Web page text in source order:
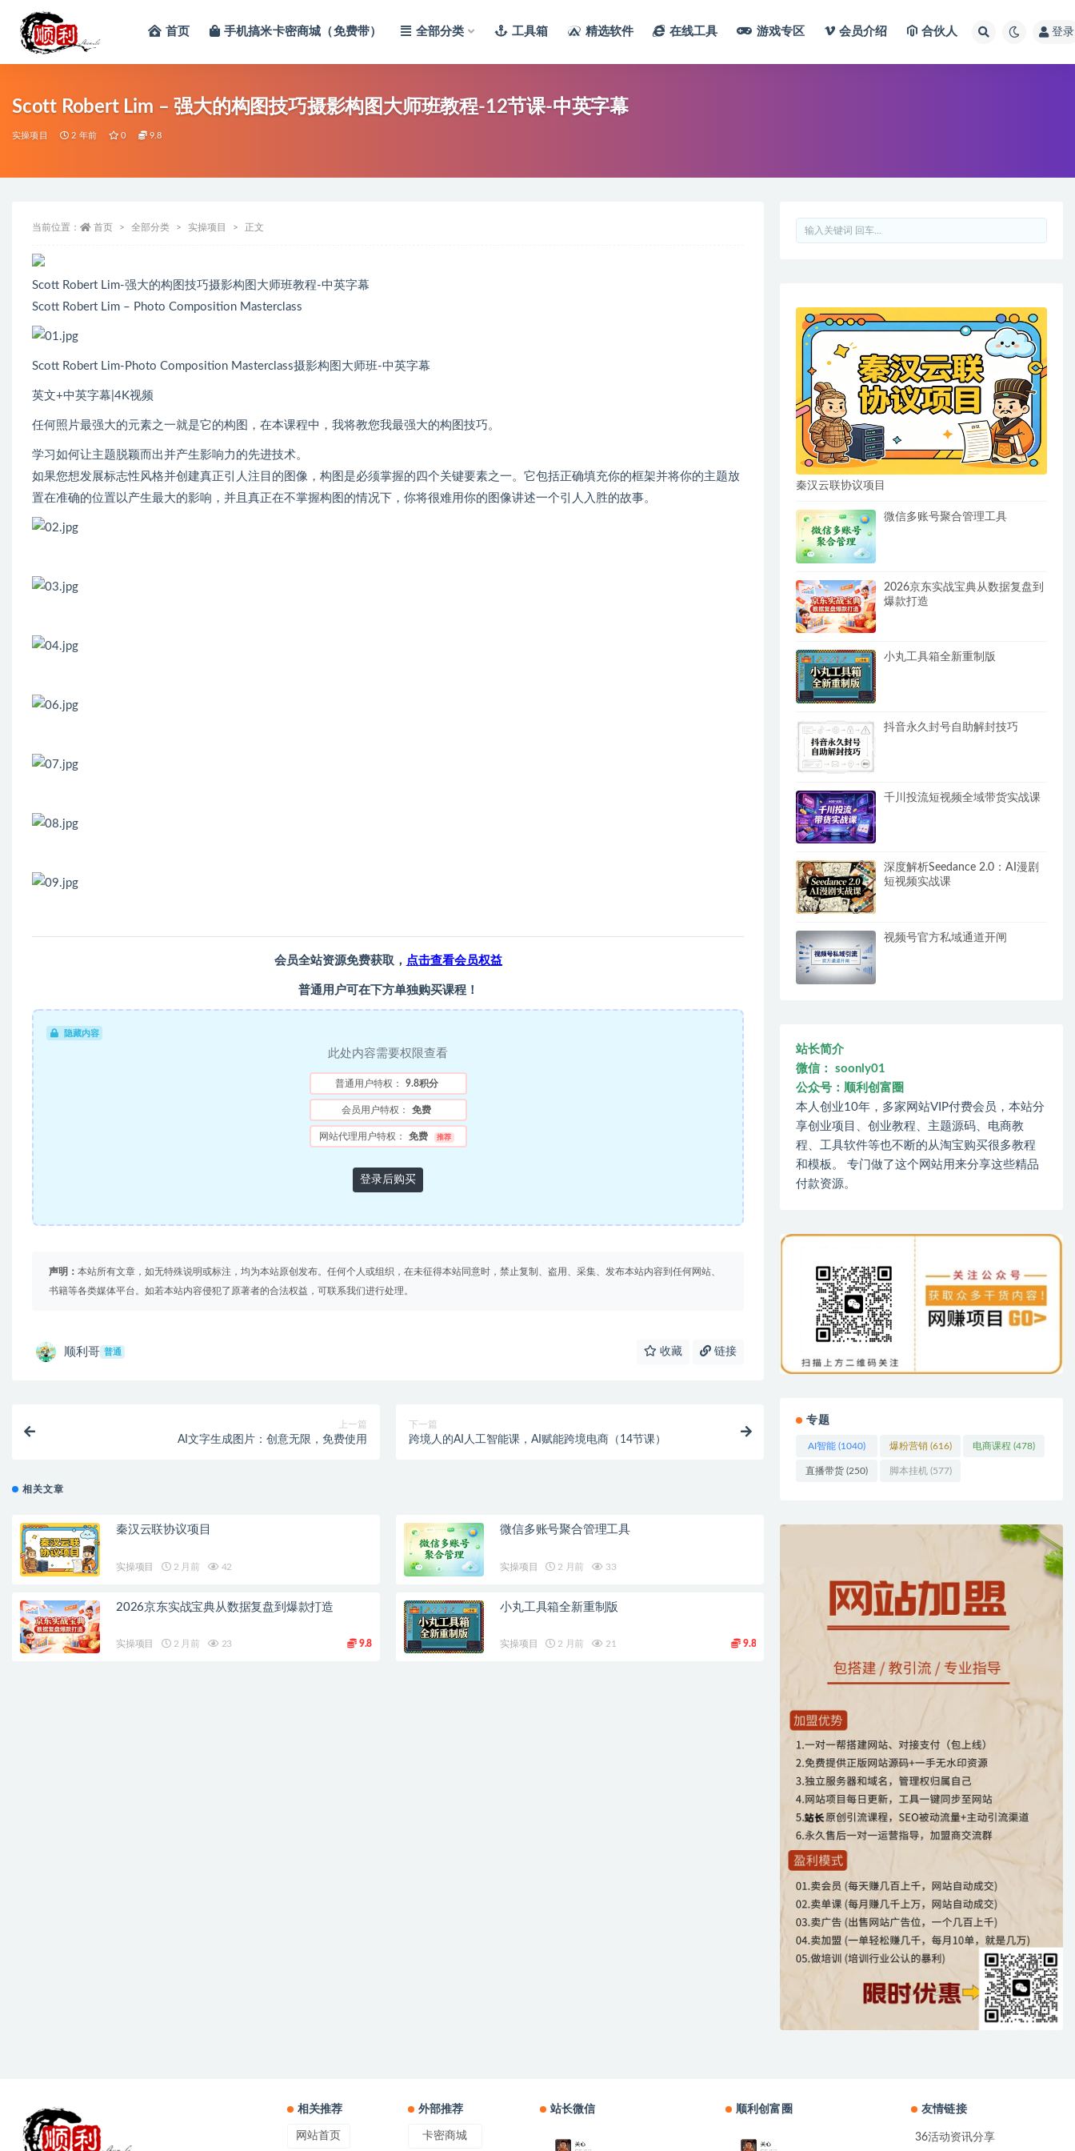
首页 手机搞米卡密商城（免费带） 全部分类 工具箱 精选软件 在线工具 游戏专区 会员介绍 合伙人 登录
Scott Robert Lim – 强大的构图技巧摄影构图大师班教程-12节课-中英字幕
实操项目 2 年前 0 9.8
当前位置： 首页 全部分类 实操项目 正文
Scott Robert Lim-强大的构图技巧摄影构图大师班教程-中英字幕
Scott Robert Lim – Photo Composition Masterclass
Scott Robert Lim-Photo Composition Masterclass摄影构图大师班-中英字幕
英文+中英字幕|4K视频
任何照片最强大的元素之一就是它的构图，在本课程中，我将教您我最强大的构图技巧。
学习如何让主题脱颖而出并产生影响力的先进技术。
如果您想发展标志性风格并创建真正引人注目的图像，构图是必须掌握的四个关键要素之一。它包括正确填充你的框架并将你的主题放
置在准确的位置以产生最大的影响，并且真正在不掌握构图的情况下，你将很难用你的图像讲述一个引人入胜的故事。
会员全站资源免费获取， 点击查看会员权益
普通用户可在下方单独购买课程！
隐藏内容
此处内容需要权限查看
普通用户特权： 9.8积分
会员用户特权： 免费
网站代理用户特权： 免费 推荐
登录后购买
声明： 本站所有文章，如无特殊说明或标注，均为本站原创发布。任何个人或组织，在未征得本站同意时，禁止复制、盗用、采集、发布本站内容到任何网站、
书籍等各类媒体平台。如若本站内容侵犯了原著者的合法权益，可联系我们进行处理。
顺利哥 普通 收藏 链接
上一篇
AI文字生成图片：创意无限，免费使用
下一篇
跨境人的AI人工智能课，AI赋能跨境电商（14节课）
相关文章
秦汉云联协议项目
实操项目 2 月前 42
微信多账号聚合管理工具
实操项目 2 月前 33
2026京东实战宝典从数据复盘到爆款打造
实操项目 2 月前 23 9.8
小丸工具箱全新重制版
实操项目 2 月前 21 9.8
秦汉云联协议项目
微信多账号聚合管理工具
2026京东实战宝典从数据复盘到
爆款打造
小丸工具箱全新重制版
抖音永久封号自助解封技巧
千川投流短视频全域带货实战课
深度解析Seedance 2.0：AI漫剧
短视频实战课
视频号官方私域通道开闸
站长简介
微信： soonly01
公众号：顺利创富圈
本人创业10年，多家网站VIP付费会员，本站分
享创业项目、创业教程、主题源码、电商教
程、工具软件等也不断的从淘宝购买很多教程
和模板。 专门做了这个网站用来分享这些精品
付款资源。
专题
AI智能 (1040) 爆粉营销(616) 电商课程 (478)
直播带货 (250) 脚本挂机(577)
相关推荐
网站首页
外部推荐
卡密商城
站长微信 顺利创富圈 友情链接
36活动资讯分享